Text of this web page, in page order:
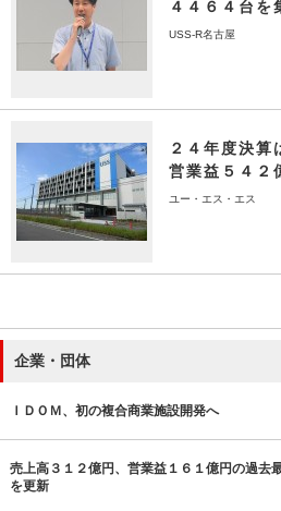
４４６４台を
USS-R名古屋
２４年度決算
営業益５４２
ユー・エス・エス
企業・団体
ＩＤＯＭ、初の複合商業施設開発へ
売上高３１２億円、営業益１６１億円の過去
を更新